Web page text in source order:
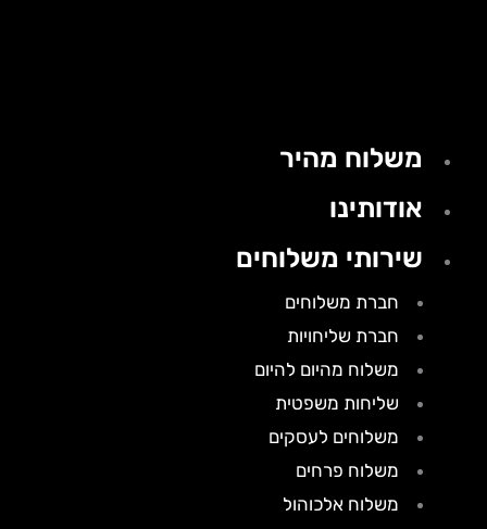
משלוח מהיר
אודותינו
שירותי משלוחים
חברת משלוחים
חברת שליחויות
משלוח מהיום להיום
שליחות משפטית
משלוחים לעסקים
משלוח פרחים
משלוח אלכוהול